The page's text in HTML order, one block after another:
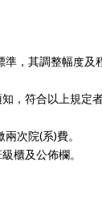
，其調整幅度及
，符合以上規定
次院(系)費。
櫃及公佈欄。